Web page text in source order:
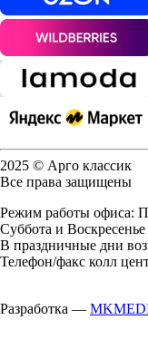
2025 © Арго классик
Все права защищены
Режим работы офиса:
Суббота и
В праздничные дни
Телефон/факс колл
Разработка —